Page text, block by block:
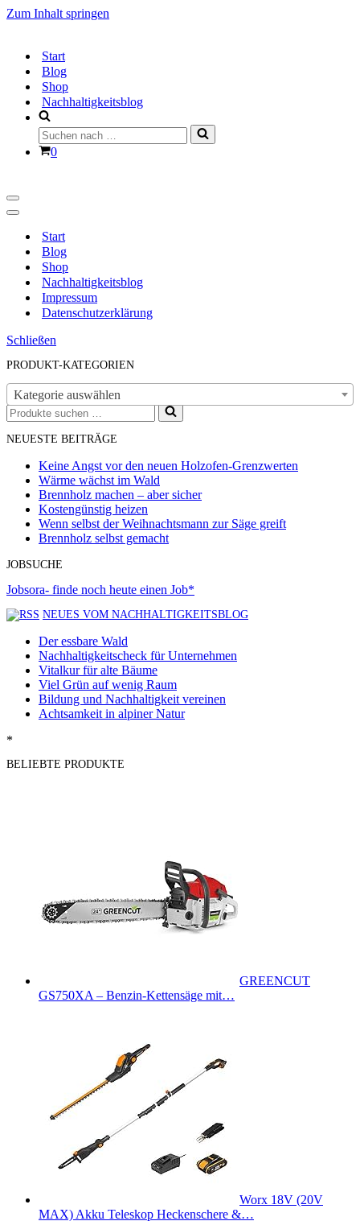
Zum Inhalt springen
Start
Blog
Shop
Nachhaltigkeitsblog
Suchen
nach …
Warenkorb
0
Navigationsmenü
Navigationsmenü
Start
Blog
Shop
Nachhaltigkeitsblog
Impressum
Datenschutzerklärung
Schließen
PRODUKT-KATEGORIEN
Kategorie auswählen
Suchen
nach …
NEUESTE BEITRÄGE
Keine Angst vor den neuen Holzofen-Grenzwerten
Wärme wächst im Wald
Brennholz machen – aber sicher
Kostengünstig heizen
Wenn selbst der Weihnachtsmann zur Säge greift
Brennholz selbst gemacht
JOBSUCHE
Jobsora- finde noch heute einen Job*
NEUES VOM NACHHALTIGKEITSBLOG
Der essbare Wald
Nachhaltigkeitscheck für Unternehmen
Vitalkur für alte Bäume
Viel Grün auf wenig Raum
Bildung und Nachhaltigkeit vereinen
Achtsamkeit in alpiner Natur
*
BELIEBTE PRODUKTE
GREENCUT
GS750XA – Benzin-Kettensäge mit…
Worx 18V (20V
MAX) Akku Teleskop Heckenschere &…